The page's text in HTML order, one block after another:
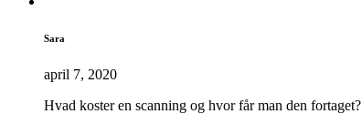
Sara
april 7, 2020
Hvad koster en scanning og hvor får man den fortaget?